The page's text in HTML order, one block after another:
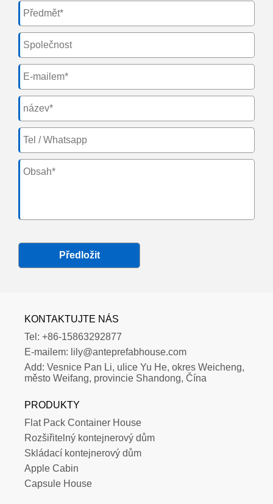
Předložit
KONTAKTUJTE NÁS
Tel: +86-15863292877
E-mailem: lily@anteprefabhouse.com
Add: Vesnice Pan Li, ulice Yu He, okres Weicheng,
město Weifang, provincie Shandong, Čína
PRODUKTY
Flat Pack Container House
Rozšiřitelný kontejnerový dům
Skládací kontejnerový dům
Apple Cabin
Capsule House